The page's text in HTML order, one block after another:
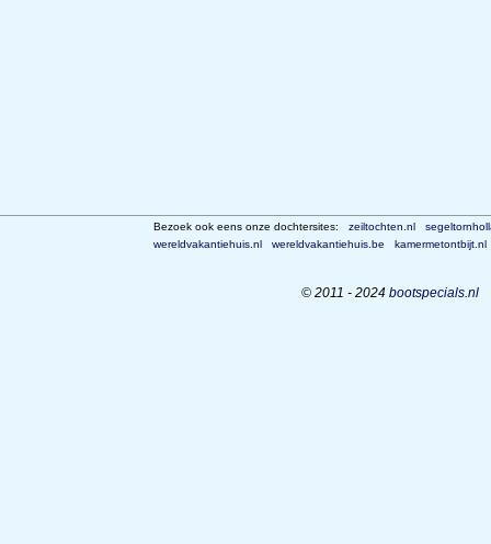
Bezoek ook eens onze dochtersites: zeiltochten.nl
wereldvakantiehuis.nl
wereldvakantiehuis.be kamermetontbijt.nl
© 2011 - 2024 bootspecials.nl